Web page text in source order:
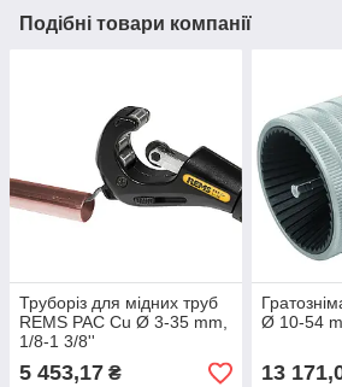
Подібні товари компанії
Труборіз для мідних труб
REMS РАС Cu Ø 3-35 mm,
1/8-1 3/8''
5 453,17 ₴
Ø 10-54
13